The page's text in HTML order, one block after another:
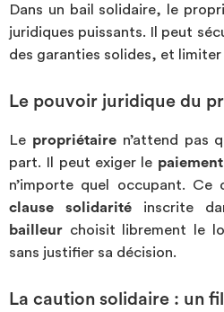
Dans un bail solidaire, le
juridiques puissants. Il peut
des garanties solides, et limiter
Le pouvoir juridique du
Le propriétairen’attend pas
part. Il peut exiger le
n’importe quel occupant.
clause solidaritéinscrite
bailleur choisit librement le
sans justifier sa décision.
La caution solidaire : un